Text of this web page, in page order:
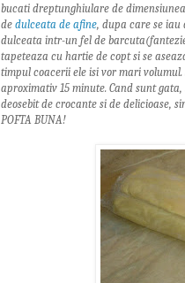
bucati dreptunghiulare de
de dulceata de afine, dupa care se iau
dulceata intr-un fel de
tapeteaza cu hartie de copt si se
timpul coacerii ele isi vor mari
aproximativ 15 minute. Cand sunt
deosebit de crocante si de delicioase,
POFTA BUNA!